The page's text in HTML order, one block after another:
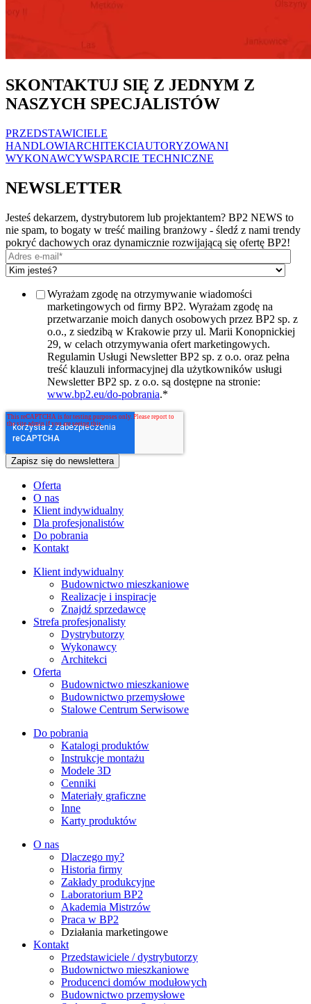
SKONTAKTUJ SIĘ Z JEDNYM Z
NASZYCH SPECJALISTÓW
PRZEDSTAWICIELE
HANDLOWIARCHITEKCIAUTORYZOWANI
WYKONAWCYWSPARCIE TECHNICZNE
NEWSLETTER
Jesteś dekarzem, dystrybutorem lub projektantem? BP2 NEWS to
nie spam, to bogaty w treść mailing branżowy - śledź z nami trendy
pokryć dachowych oraz dynamicznie rozwijającą się ofertę BP2!
Wyrażam zgodę na otrzymywanie wiadomości
marketingowych od firmy BP2. Wyrażam zgodę na
przetwarzanie moich danych osobowych przez BP2 sp. z
o.o., z siedzibą w Krakowie przy ul. Marii Konopnickiej
29, w celach otrzymywania ofert marketingowych.
Regulamin Usługi Newsletter BP2 sp. z o.o. oraz pełna
treść klauzuli informacyjnej dla użytkowników usługi
Newsletter BP2 sp. z o.o. są dostępne na stronie:
www.bp2.eu/do-pobrania.*
Oferta
O nas
Klient indywidualny
Dla profesjonalistów
Do pobrania
Kontakt
Klient indywidualny
Budownictwo mieszkaniowe
Realizacje i inspiracje
Znajdź sprzedawcę
Strefa profesjonalisty
Dystrybutorzy
Wykonawcy
Architekci
Oferta
Budownictwo mieszkaniowe
Budownictwo przemysłowe
Stalowe Centrum Serwisowe
Do pobrania
Katalogi produktów
Instrukcje montażu
Modele 3D
Cenniki
Materiały graficzne
Inne
Karty produktów
O nas
Dlaczego my?
Historia firmy
Zakłady produkcyjne
Laboratorium BP2
Akademia Mistrzów
Praca w BP2
Działania marketingowe
Kontakt
Przedstawiciele / dystrybutorzy
Budownictwo mieszkaniowe
Producenci domów modułowych
Budownictwo przemysłowe